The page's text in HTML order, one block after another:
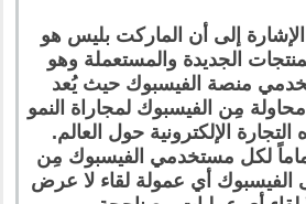
الإشارة إلى أن الماركت بليس هو
الجديدة والمستعملة وهو
منصة الفيسبوك حيث يُعد
مِن الفيسبوك لمجاراة النمو
التجارة الإلكترونية حول العالم.
لكل مستخدمي الفيسبوك مِن
الفيسبوك أي عمولة لقاء لا عرض